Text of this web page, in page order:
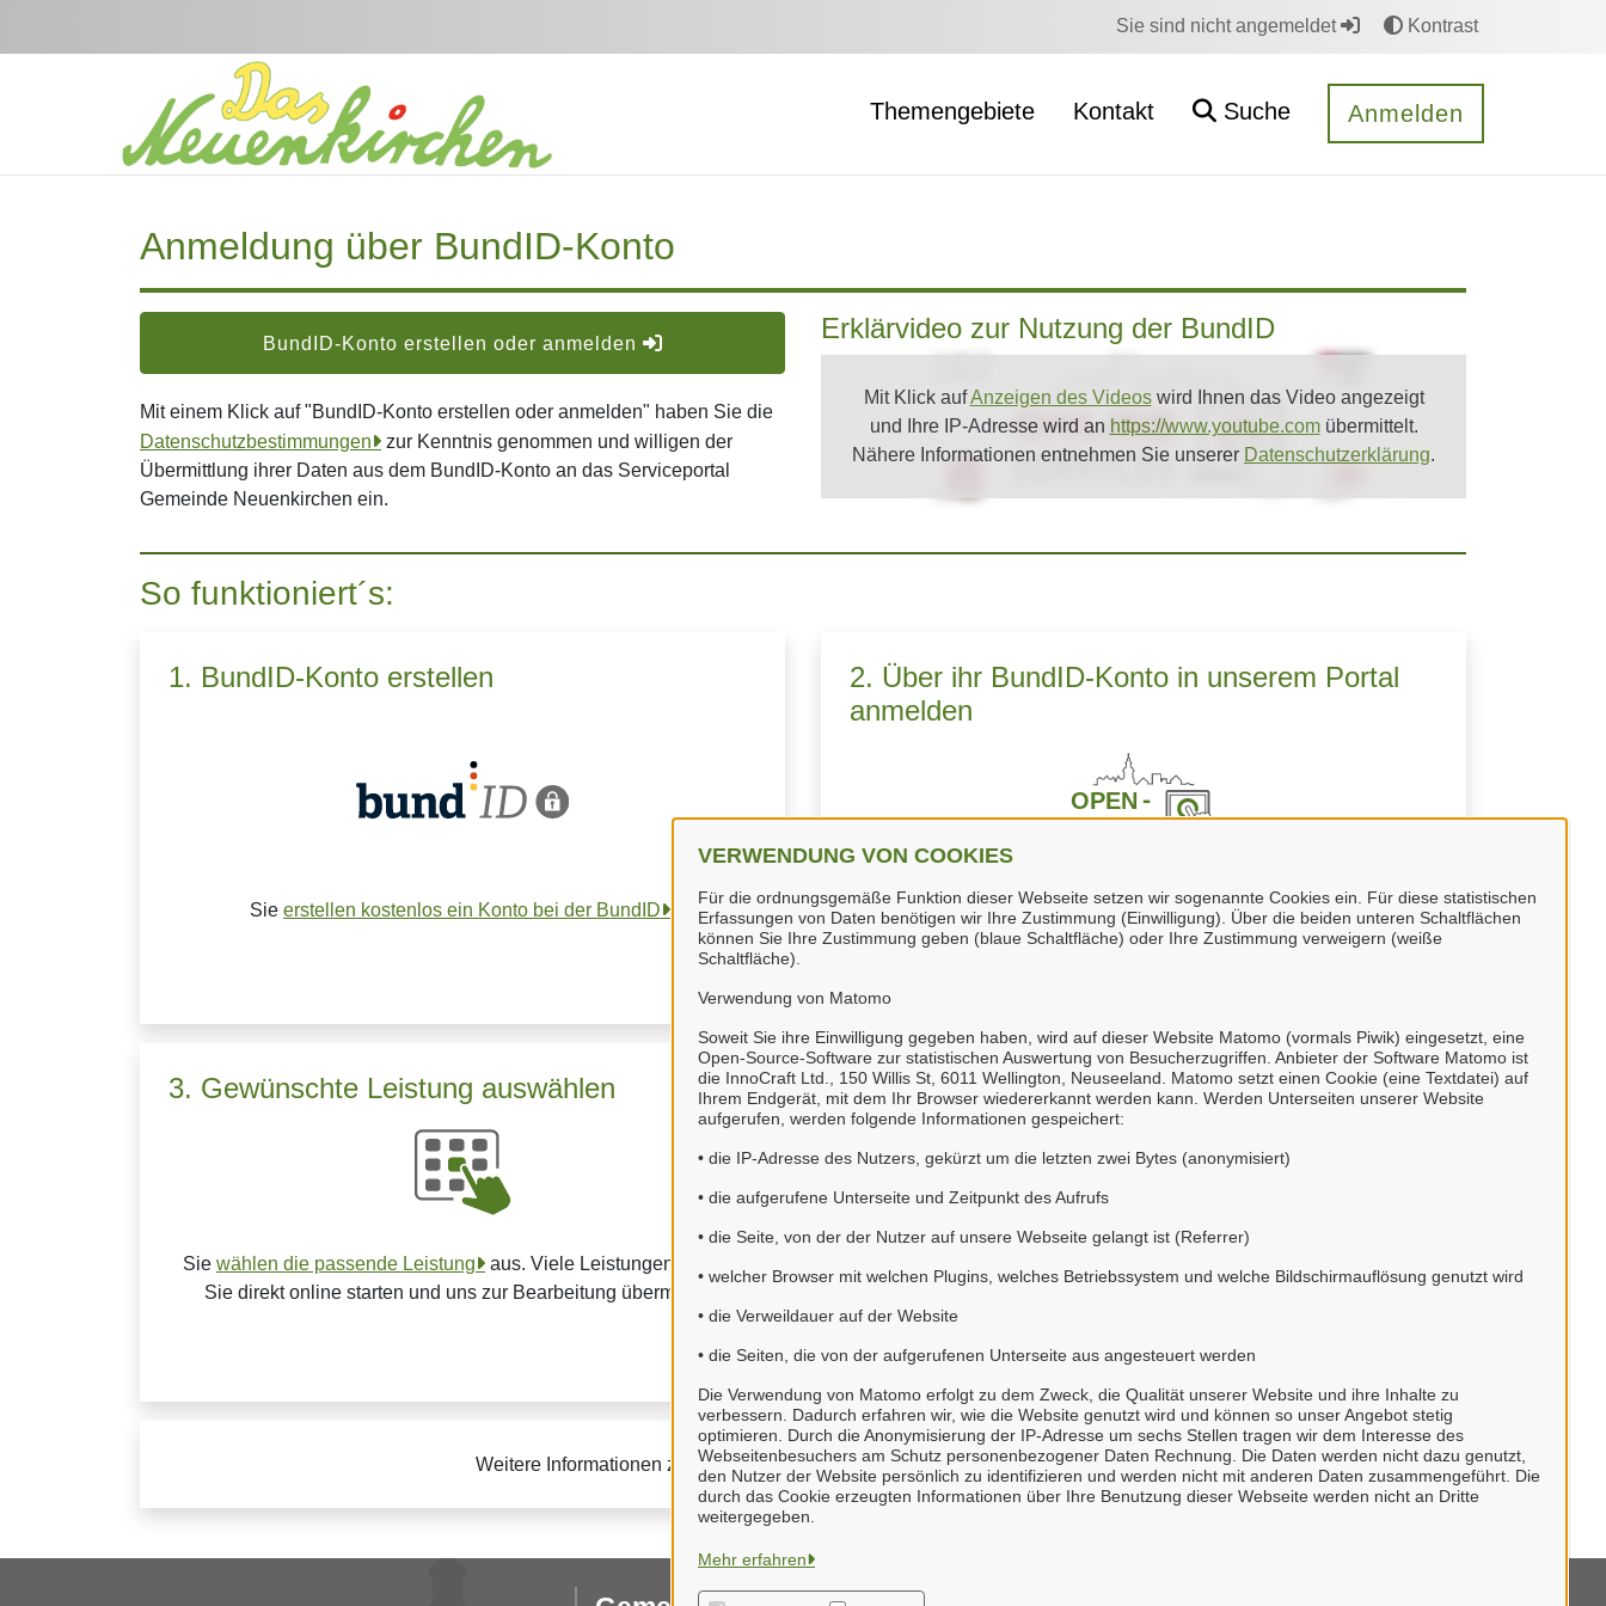
VERWENDUNG VON COOKIES
Für die ordnungsgemäße Funktion dieser Webseite setzen wir sogenannte Cookies ein. Für diese statistischen
Erfassungen von Daten benötigen wir Ihre Zustimmung (Einwilligung). Über die beiden unteren Schaltflächen
können Sie Ihre Zustimmung geben (blaue Schaltfläche) oder Ihre Zustimmung verweigern (weiße
Schaltfläche).
Verwendung von Matomo
Soweit Sie ihre Einwilligung gegeben haben, wird auf dieser Website Matomo (vormals Piwik) eingesetzt, eine
Open-Source-Software zur statistischen Auswertung von Besucherzugriffen. Anbieter der Software Matomo ist
die InnoCraft Ltd., 150 Willis St, 6011 Wellington, Neuseeland. Matomo setzt einen Cookie (eine Textdatei) auf
Ihrem Endgerät, mit dem Ihr Browser wiedererkannt werden kann. Werden Unterseiten unserer Website
aufgerufen, werden folgende Informationen gespeichert:
• die IP-Adresse des Nutzers, gekürzt um die letzten zwei Bytes (anonymisiert)
• die aufgerufene Unterseite und Zeitpunkt des Aufrufs
• die Seite, von der der Nutzer auf unsere Webseite gelangt ist (Referrer)
• welcher Browser mit welchen Plugins, welches Betriebssystem und welche Bildschirmauflösung genutzt wird
• die Verweildauer auf der Website
• die Seiten, die von der aufgerufenen Unterseite aus angesteuert werden
Die Verwendung von Matomo erfolgt zu dem Zweck, die Qualität unserer Website und ihre Inhalte zu
verbessern. Dadurch erfahren wir, wie die Website genutzt wird und können so unser Angebot stetig
optimieren. Durch die Anonymisierung der IP-Adresse um sechs Stellen tragen wir dem Interesse des
Webseitenbesuchers am Schutz personenbezogener Daten Rechnung. Die Daten werden nicht dazu genutzt,
den Nutzer der Website persönlich zu identifizieren und werden nicht mit anderen Daten zusammengeführt. Die
durch das Cookie erzeugten Informationen über Ihre Benutzung dieser Webseite werden nicht an Dritte
weitergegeben.
Mehr erfahren
Sie sind nicht angemeldet Kontrast
Themengebiete Kontakt Suche Anmelden
Anmeldung über BundID-Konto
BundID-Konto erstellen oder anmelden
Mit einem Klick auf "BundID-Konto erstellen oder anmelden" haben Sie die
Datenschutzbestimmungen
zur Kenntnis genommen und willigen der
Übermittlung ihrer Daten aus dem BundID-Konto an das Serviceportal
Gemeinde Neuenkirchen ein.
Erklärvideo zur Nutzung der BundID
Mit Klick aufAnzeigen des Videoswird Ihnen das Video angezeigt
und Ihre IP-Adresse wird an https://www.youtube.comübermittelt.
Nähere Informationen entnehmen Sie unserer Datenschutzerklärung.
So funktioniert´s:
1. BundID-Konto erstellen
Sie erstellen kostenlos ein Konto bei der BundID
2. Über ihr BundID-Konto in unserem Portal
anmelden
Klicken Sie dazu einfach auf"BundID-Konto erstellen oder
anmelden".
3. Gewünschte Leistung auswählen
Sie wählen die passende Leistung
aus. Viele Leistungen können
Sie direkt online starten und uns zur Bearbeitung übermitteln.
4. Kommunikation über unser Portal
Dort haben Sie einen Überblick über alle gestellten Anliegen und
können mit uns unkompliziert in Kontakt treten.
Weitere Informationen zur BundID finden Sie auf derFAQ-Seite des Bundes.